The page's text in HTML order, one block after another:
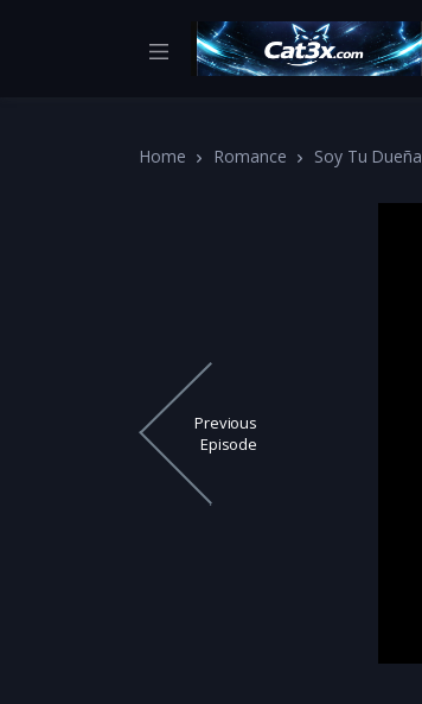
Home Romance Soy Tu Dueña
Previous
Episode